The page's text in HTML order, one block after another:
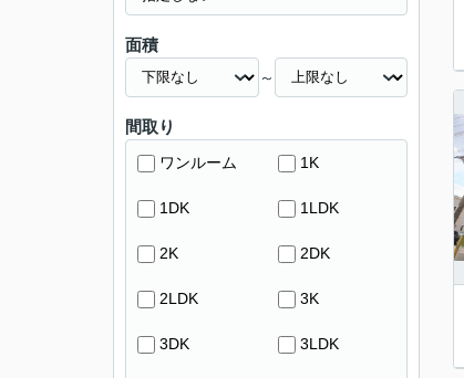
面積
～
間取り
ワンルーム 1K
1DK 1LDK
2K 2DK
2LDK 3K
3DK 3LDK